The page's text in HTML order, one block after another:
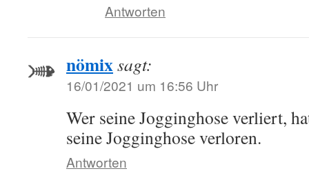
Antworten
nömixsagt:
16/01/2021 um 16:56 Uhr
Wer seine Jogginghose verliert,
seine Jogginghose verloren.
Antworten